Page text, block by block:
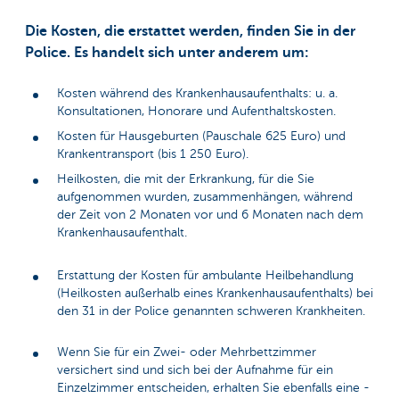
Die Kosten, die erstattet werden, finden Sie in der
Police. Es handelt sich unter anderem um:
Kosten während des Krankenhausaufenthalts: u. a.
Konsultationen, Honorare und Aufenthaltskosten.
Kosten für Hausgeburten (Pauschale 625 Euro) und
Krankentransport (bis 1 250 Euro).
Heilkosten, die mit der Erkrankung, für die Sie
aufgenommen wurden, zusammenhängen, während
der Zeit von 2 Monaten vor und 6 Monaten nach dem
Krankenhausaufenthalt.
Erstattung der Kosten für ambulante Heilbehandlung
(Heilkosten außerhalb eines Krankenhausaufenthalts) bei
den 31 in der Police genannten schweren Krankheiten.
Wenn Sie für ein Zwei- oder Mehrbettzimmer
versichert sind und sich bei der Aufnahme für ein
Einzelzimmer entscheiden, erhalten Sie ebenfalls eine -